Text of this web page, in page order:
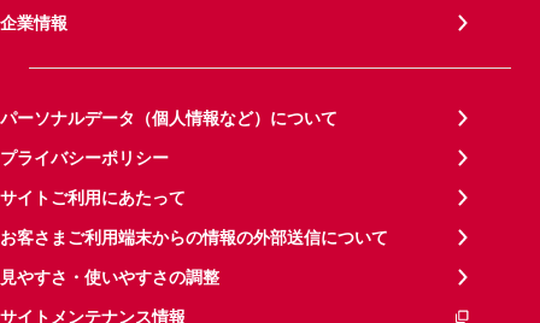
企業情報
パーソナルデータ（個人情報など）について
プライバシーポリシー
サイトご利用にあたって
お客さまご利用端末からの情報の外部送信について
見やすさ・使いやすさの調整
サイトメンテナンス情報